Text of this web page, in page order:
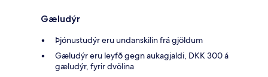
Gæludýr
Þjónustudýr eru undanskilin frá gjöldum
Gæludýr eru leyfð gegn aukagjaldi, DKK 300 á
gæludýr, fyrir dvölina